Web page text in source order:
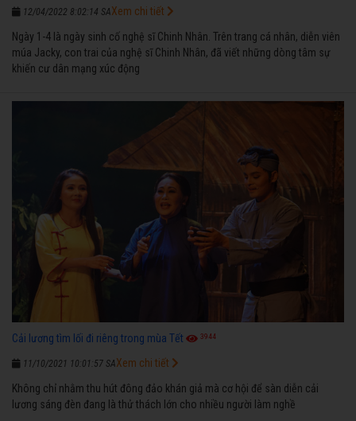
12/04/2022 8:02:14 SA
Ngày 1-4 là ngày sinh cố nghệ sĩ Chinh Nhân. Trên trang cá nhân, diễn viên
múa Jacky, con trai của nghệ sĩ Chinh Nhân, đã viết những dòng tâm sự
khiến cư dân mạng xúc động
Xem chi tiết
Cải lương tìm lối đi riêng trong mùa Tết 3944
11/10/2021 10:01:57 SA
Không chỉ nhằm thu hút đông đảo khán giả mà cơ hội để sàn diễn cải
lương sáng đèn đang là thử thách lớn cho nhiều người làm nghề
Xem chi tiết